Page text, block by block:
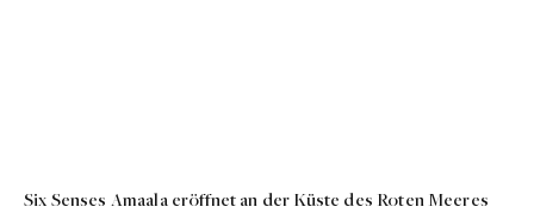
Six Senses Amaala eröffnet an der Küste des Roten Meeres